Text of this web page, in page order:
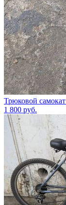
Трюковой
1 800 руб.